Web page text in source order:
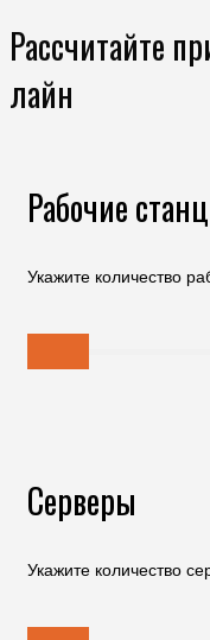
Рассчитайте
лайн
Рабочие
Укажите количество
Серверы
Укажите количество